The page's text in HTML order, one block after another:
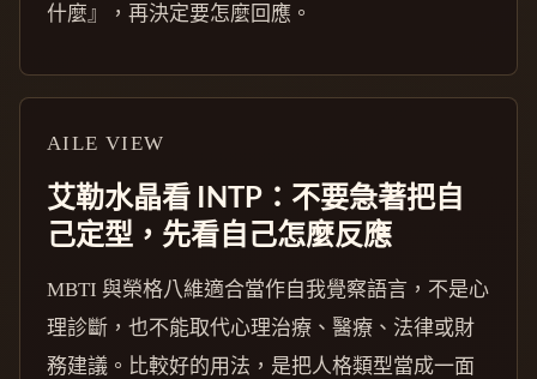
什麼』，再決定要怎麼回應。
AILE VIEW
艾勒水晶看 INTP：不要急著把自
己定型，先看自己怎麼反應
MBTI 與榮格八維適合當作自我覺察語言，不是心
理診斷，也不能取代心理治療、醫療、法律或財
務建議。比較好的用法，是把人格類型當成一面